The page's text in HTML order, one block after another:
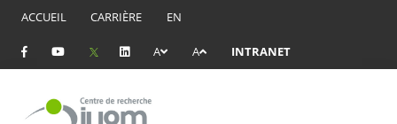
ACCUEIL CARRIÈRE EN
A A INTRANET